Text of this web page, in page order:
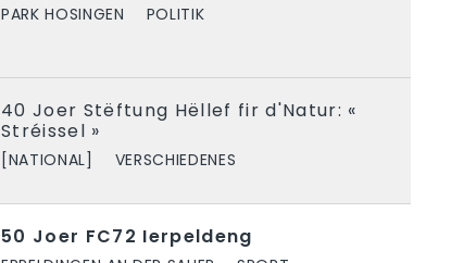
PARK HOSINGEN POLITIK
40 Joer Stëftung Hëllef fir d'Natur: «
Stréissel »
[NATIONAL] VERSCHIEDENES
50 Joer FC72 Ierpeldeng